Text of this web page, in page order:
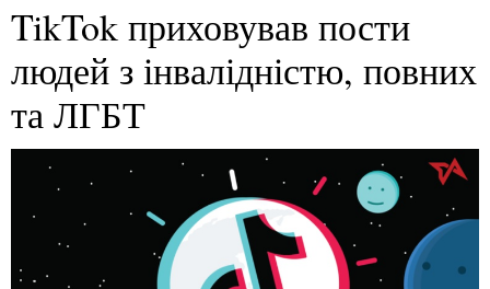
TikTok приховував пости
людей з інвалідністю, повних
та ЛГБТ